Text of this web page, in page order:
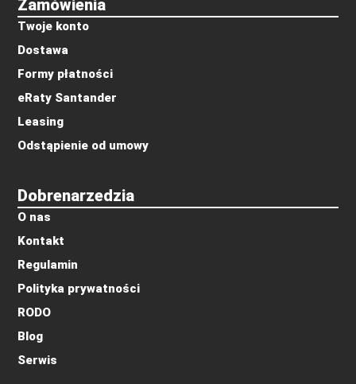
Dobrenarzedzia
O nas
Kontakt
Regulamin
Polityka prywatności
RODO
Blog
Serwis
Zamówienia
Twoje konto
Dostawa
Formy płatności
eRaty Santander
Leasing
Odstąpienie od umowy